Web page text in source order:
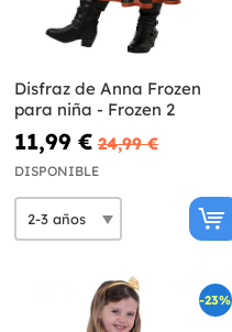
Disfraz de Anna Frozen
para niña - Frozen 2
11,99 € 24,99 €
DISPONIBLE
-23%